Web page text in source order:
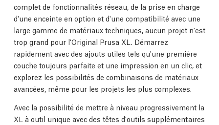
complet de fonctionnalités réseau, de la prise en charge
d'une enceinte en option et d'une compatibilité avec une
large gamme de matériaux techniques, aucun projet n'est
trop grand pour l'Original Prusa XL. Démarrez
rapidement avec des ajouts utiles tels qu'une première
couche toujours parfaite et une impression en un clic, et
explorez les possibilités de combinaisons de matériaux
avancées, même pour les projets les plus complexes.
Avec la possibilité de mettre à niveau progressivement la
XL à outil unique avec des têtes d'outils supplémentaires